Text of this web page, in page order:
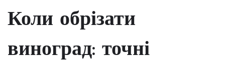
Коли обрізати
виноград: точні